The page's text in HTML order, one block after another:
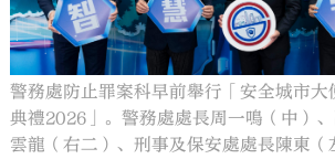
警務處防止罪案科早前舉行「安全城市大
典禮2026」。警務處處長周一鳴（中）
雲龍（右二）、刑事及保安處處長陳東（